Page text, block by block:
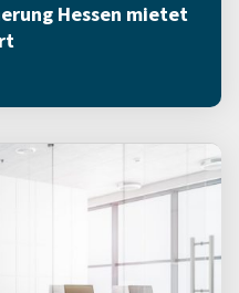
Hessen mietet